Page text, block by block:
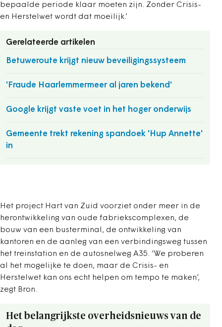
bepaalde periode klaar moeten zijn. Zonder Crisis-
en Herstelwet wordt dat moeilijk.’
Gerelateerde artikelen
Betuweroute krijgt nieuw beveiligingssysteem
'Fraude Haarlemmermeer al jaren bekend'
Google krijgt vaste voet in het hoger onderwijs
Gemeente trekt rekening spandoek 'Hup Annette'
in
Het project Hart van Zuid voorziet onder meer in de
herontwikkeling van oude fabriekscomplexen, de
bouw van een busterminal, de ontwikkeling van
kantoren en de aanleg van een verbindingsweg tussen
het treinstation en de autosnelweg A35. ‘We proberen
al het mogelijke te doen, maar de Crisis- en
Herstelwet kan ons echt helpen om tempo te maken’,
zegt Bron.
Het belangrijkste overheidsnieuws van de